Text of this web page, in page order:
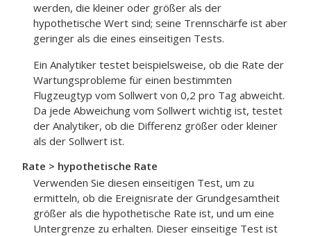
werden, die kleiner oder größer als der
hypothetische Wert sind; seine Trennschärfe ist aber
geringer als die eines einseitigen Tests.
Ein Analytiker testet beispielsweise, ob die Rate der
Wartungsprobleme für einen bestimmten
Flugzeugtyp vom Sollwert von 0,2 pro Tag abweicht.
Da jede Abweichung vom Sollwert wichtig ist, testet
der Analytiker, ob die Differenz größer oder kleiner
als der Sollwert ist.
Rate > hypothetische Rate
Verwenden Sie diesen einseitigen Test, um zu
ermitteln, ob die Ereignisrate der Grundgesamtheit
größer als die hypothetische Rate ist, und um eine
Untergrenze zu erhalten. Dieser einseitige Test ist